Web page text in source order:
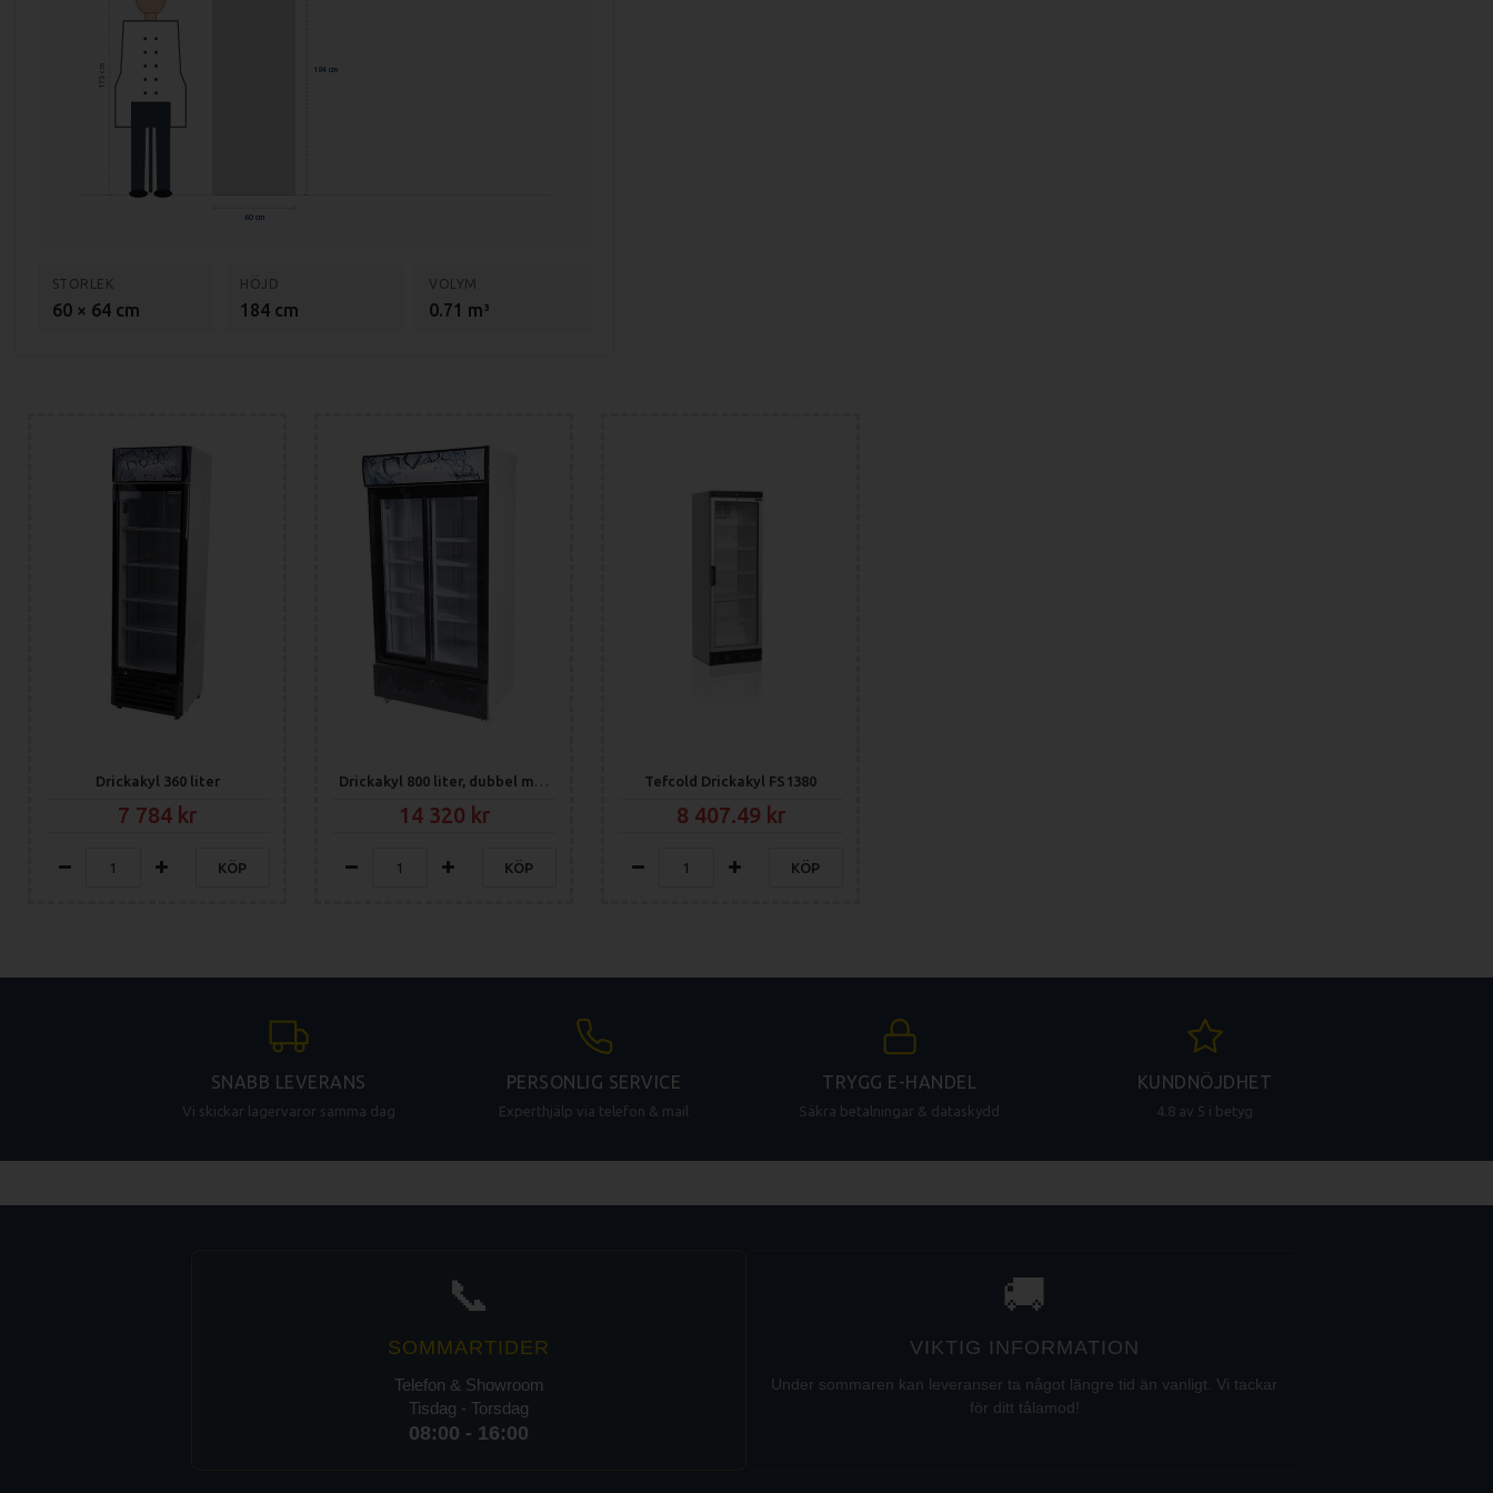
175 cm 184 cm
60 cm
STORLEK
60 × 64 cm
HÖJD
184 cm
VOLYM
0.71 m³
Drickakyl 360 liter
7 784
KÖP
14 320
KÖP
Tefcold Drickakyl FS1380
8 407.49
KÖP
SNABB LEVERANS
Vi skickar lagervaror samma dag
PERSONLIG SERVICE
Experthjälp via telefon & mail
TRYGG E-HANDEL
Säkra betalningar & dataskydd
KUNDNÖJDHET
4.8 av 5 i betyg
📞
SOMMARTIDER
Telefon & Showroom
Tisdag - Torsdag
08:00 - 16:00
🚚
VIKTIG INFORMATION
Under sommaren kan leveranser ta något längre tid än vanligt. Vi tackar
för ditt tålamod!